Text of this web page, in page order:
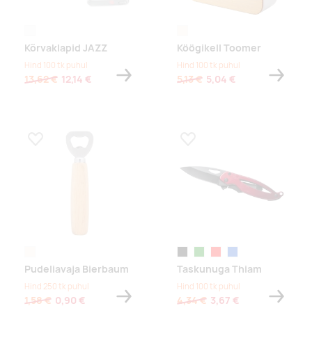
Kõrvaklapid JAZZ
Hind 100 tk puhul
13,62 € 12,14 €
Köögikell Toomer
Hind 100 tk puhul
5,13 € 5,04 €
Lisa lemmikuks
Pudeliavaja Bierbaum
Hind 250 tk puhul
1,58 € 0,90 €
Taskunuga Thiam
Hind 100 tk puhul
4,34 € 3,67 €